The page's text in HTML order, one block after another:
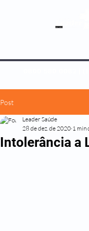
Post
Intolerância a
Leader Saúde
28 de dez. de 2020 1 min